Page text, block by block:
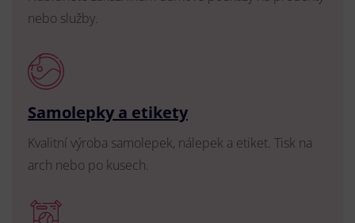
nebo služby.
Samolepky a etikety
Kvalitní výroba samolepek, nálepek a etiket. Tisk na
arch nebo po kusech.